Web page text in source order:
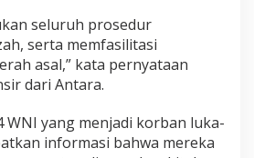
seluruh prosedur
serta memfasilitasi
asal,” kata pernyataan
dari Antara.
WNI yang menjadi korban luka-
informasi bahwa mereka